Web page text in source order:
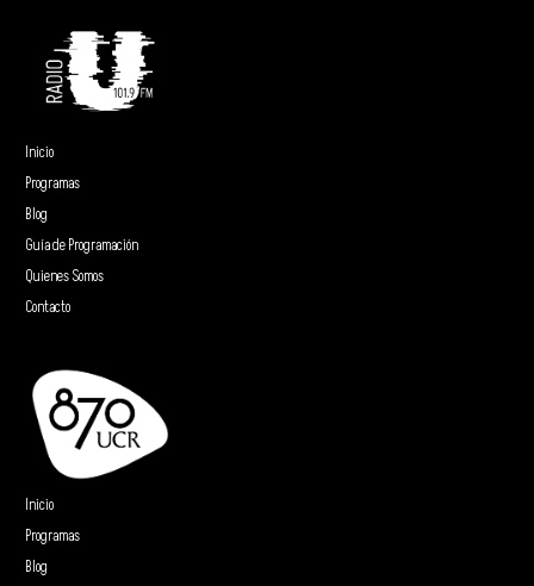
Inicio
Programas
Blog
Guía de Programación
Quienes Somos
Contacto
Inicio
Programas
Blog